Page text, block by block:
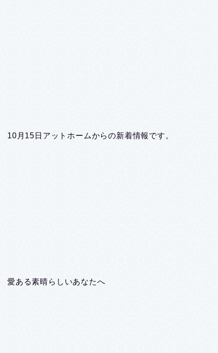
10月15日アットホームからの新着情報です。
愛ある素晴らしいあなたへ